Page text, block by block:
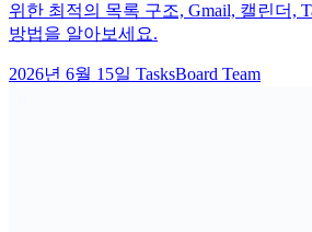
위한 최적의 목록 구조, Gmail, 캘린더,
방법을 알아보세요.
2026년 6월 15일 TasksBoard Team